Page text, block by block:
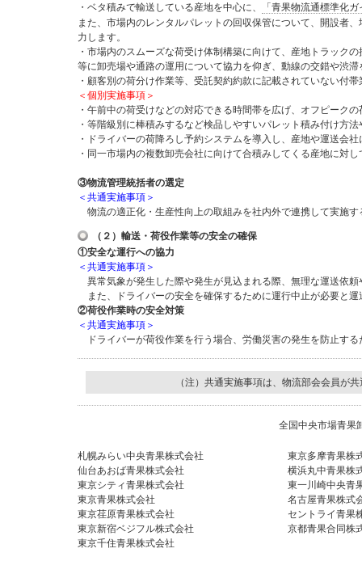
・ベタ積みで輸送している産地を中心に、
「青果物流通標準化
また、市場内のレンタルパレットの回収保管について、開設者
力します。
・市場内のスムーズな荷受け体制構築に向けて、産地トラック
等に卸売場や通路の運用について協力を仰ぎ、動線の交錯や渋
・顧客別の荷分け作業等、受託契約約款に記載されていない付
＜個別実施事項＞
・午前中の荷受けなどの対応できる時間帯を広げ、オフピーク
・等階級別に棒積みするなど検品しやすいパレット積み付け方
・ドライバーの荷降ろし予約システムを導入し、産地や運送会
・同一市場内の複数卸売会社に向けて合積みしてくる産地に対
③物流管理統括者の選定
＜共通実施事項＞
物流の適正化・生産性向上の取組みを社内外で連携して実施
（２）輸送・荷役作業等の安全の確保
①安全な運行への協力
＜共通実施事項＞
異常気象が発生した際や発生が見込まれる際、無理な運送依頼
また、ドライバーの安全を確保するために運行中止が必要と
②荷役作業時の安全対策
＜共通実施事項＞
ドライバーが荷役作業を行う場合、労働災害の発生を防止す
（注）共通実施事項は、物流部会会員が
全国中央市場青果
札幌みらい中央青果株式会社
仙台あおば青果株式会社
東京シティ青果株式会社
東京青果株式会社
東京荏原青果株式会社
東京新宿ベジフル株式会社
東京千住青果株式会社
東京多摩青果株
横浜丸中青果株
東一川崎中央青
名古屋青果株式
セントライ青果
京都青果合同株